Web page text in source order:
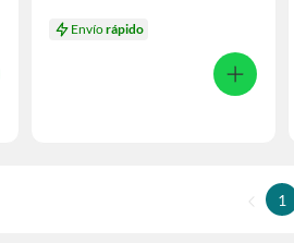
Envíorápido
1